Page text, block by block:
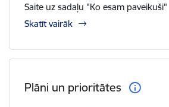
Saite uz sadaļu "Ko esam paveikuši"
Skatīt vairāk
Plāni un prioritātes